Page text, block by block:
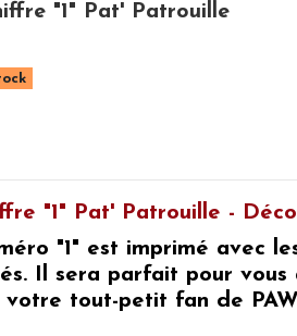
"1" Pat' Patrouille
"1" Pat' Patrouille -
"1" est imprimé avec
. Il sera parfait pour vous
votre tout-petit fan de PAW